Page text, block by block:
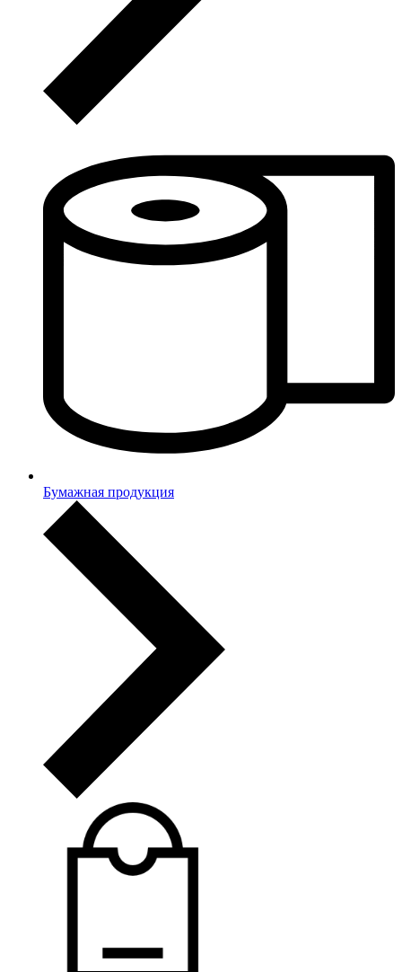
Бумажная продукция